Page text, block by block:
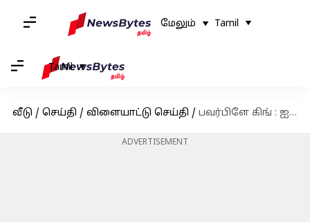
மேலும் Tamil
Tamil
வீடு / செய்தி / விளையாட்டு செய்தி / பவர்பிளே கிங் : ஐபிஎல் 2023 சீசனில் தொடர்ந்து அசத்தி வரும் முகமது ஷமி!
ADVERTISEMENT